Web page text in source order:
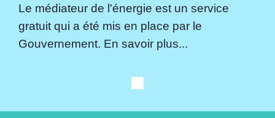
Le médiateur de l'énergie est un service
gratuit qui a été mis en place par le
Gouvernement. En savoir plus...